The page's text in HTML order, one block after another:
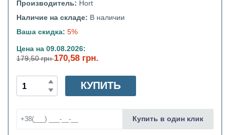
Производитель: Hort
Наличие на складе: В наличии
Ваша скидка: 5%
Цена на 09.08.2026:
179,50 грн170,58 грн.
КУПИТЬ
Купить в один клик